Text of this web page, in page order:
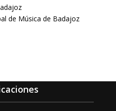
de Música de Badajoz